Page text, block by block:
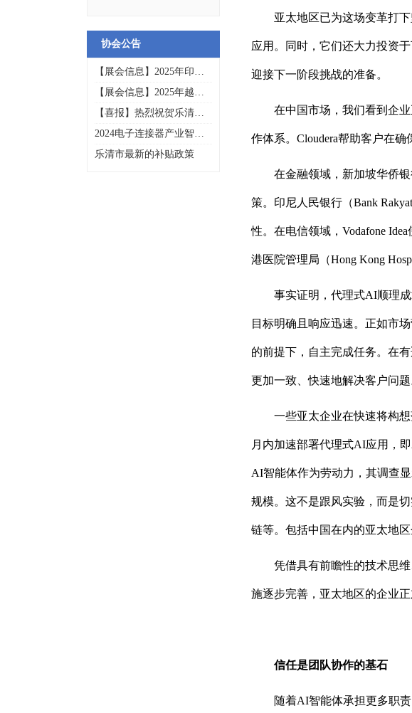
协会公告
【展会信息】2025年印尼
通讯技术与高新科技展览
会INTI
【展会信息】2025年越南
国际电子展
【喜报】热烈祝贺乐清市
电子工业协会多家会员企
业入选2025年浙江省先进
级智能工厂（第一批）名
2024电子连接器产业智造
创新峰会暨乐清市电子工
业协会20周年年会庆典
乐清市最新的补贴政策
亚太地区已为这场变革打
应用。同时，它们还大力投资
迎接下一阶段挑战的准备。
在中国市场，我们看到企
作体系。Cloudera帮助客户在
在金融领域，新加坡华侨
策。印尼人民银行（Bank
性。在电信领域，Vodafone
港医院管理局（Hong Kong
事实证明，代理式AI顺理
目标明确且响应迅速。正如市
的前提下，自主完成任务。在
更加一致、快速地解决客户问题
一些亚太企业在快速将构
月内加速部署代理式AI应用，
AI智能体作为劳动力，其调查
规模。这不是跟风实验，而是
链等。包括中国在内的亚太地
凭借具有前瞻性的技术思
施逐步完善，亚太地区的企业
信任是团队协作的基石
随着AI智能体承担更多职